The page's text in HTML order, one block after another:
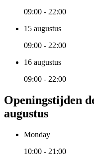
09:00 - 22:00
15 augustus
09:00 - 22:00
16 augustus
09:00 - 22:00
Openingstijden
augustus
Monday
10:00 - 21:00